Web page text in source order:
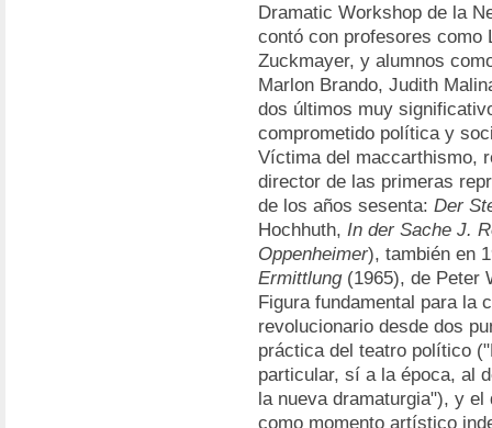
Dramatic Workshop de la
contó con profesores como
Zuckmayer, y alumnos
Marlon Brando, Judith
dos últimos muy
comprometido política y
Víctima del maccarthismo,
director de las primeras
de los años sesenta: Der
Hochhuth, In der Sache J.
Oppenheimer), también en
Ermittlung(1965), de Peter
Figura fundamental para la
revolucionario desde dos
práctica del teatro político
particular, sí a la época, al
la nueva dramaturgia"), y
como momento artístico